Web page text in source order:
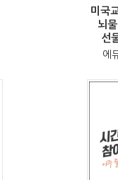
미국
뇌
선
에